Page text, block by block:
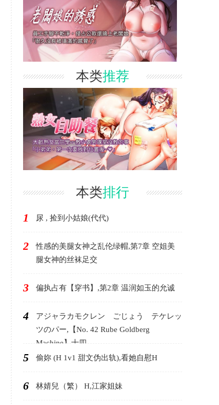
本类推荐
本类排行
1 尿 , 捡到小姑娘(代代)
2
性感的美腿女神之乱伦绿帽,第7章 空姐美
腿女神的丝袜足交
3 偏执占有【穿书】,第2章 温润如玉的允诚
4
アジャラカモクレン ごじょう テケレッ
ツのパー,【No. 42 Rube Goldberg
Machine】十四
5 偷妳 (H 1v1 甜文伪出轨),看她自慰H
6 林婧兒（繁） H,江家姐妹